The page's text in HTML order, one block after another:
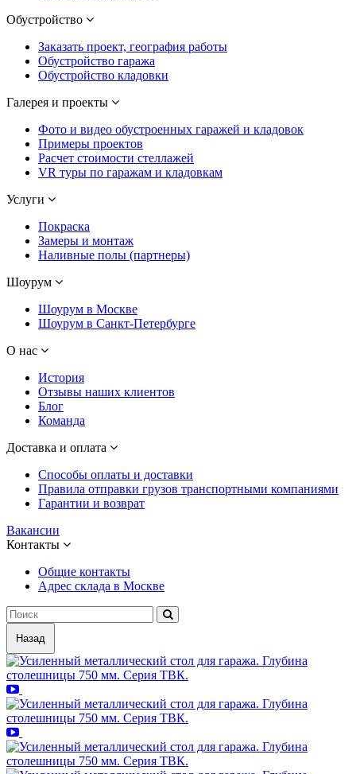
Обустройство
Заказать проект, география работы
Обустройство гаража
Обустройство кладовки
Галерея и проекты
Фото и видео обустроенных гаражей и кладовок
Примеры проектов
Расчет стоимости стеллажей
VR туры по гаражам и кладовкам
Услуги
Покраска
Замеры и монтаж
Наливные полы (партнеры)
Шоурум
Шоурум в Москве
Шоурум в Санкт-Петербурге
О нас
История
Отзывы наших клиентов
Блог
Команда
Доставка и оплата
Способы оплаты и доставки
Правила отправки грузов транспортными компаниями
Гарантии и возврат
Вакансии
Контакты
Общие контакты
Адрес склада в Москве
Назад